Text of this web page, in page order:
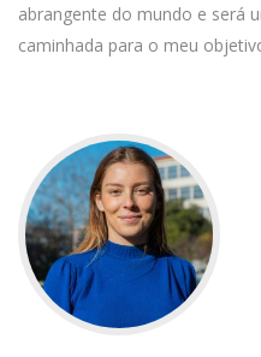
abrangente do mundo e será
caminhada para o meu